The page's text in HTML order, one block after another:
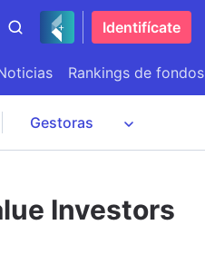
Identifícate
Rankings de fondos
Investors